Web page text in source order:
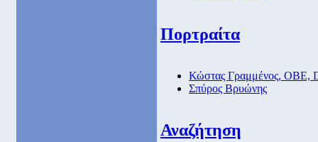
Πορτραίτα
Κώστας Γραμμένος, ΟΒΕ,
Σπύρος Βρυώνης
Αναζήτηση